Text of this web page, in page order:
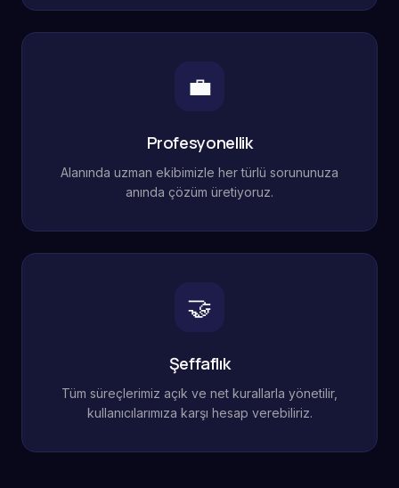
💼
Profesyonellik
Alanında uzman ekibimizle her türlü sorununuza
anında çözüm üretiyoruz.
🤝
Şeffaflık
Tüm süreçlerimiz açık ve net kurallarla yönetilir,
kullanıcılarımıza karşı hesap verebiliriz.